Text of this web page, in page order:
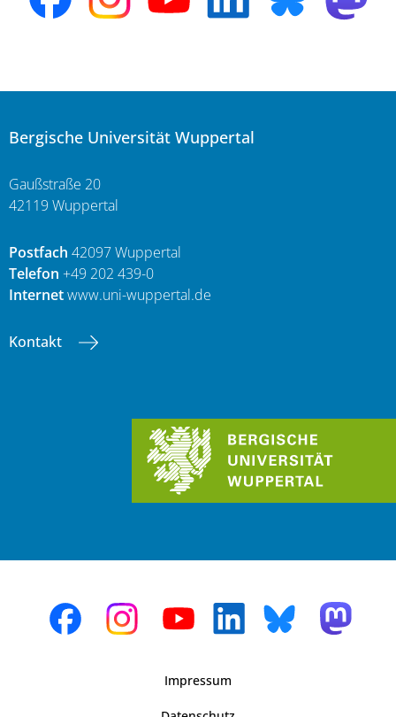
Bergische Universität Wuppertal
Gaußstraße 20
42119 Wuppertal
Postfach 42097 Wuppertal
Telefon +49 202 439-0
Internetwww.uni-wuppertal.de
Kontakt
Impressum